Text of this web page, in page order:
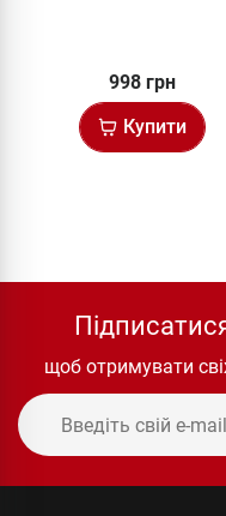
998 грн
Купити
щоб отримувати